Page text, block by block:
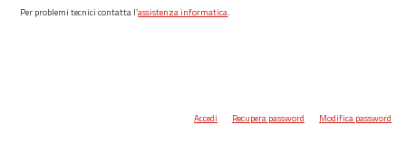
Per problemi tecnici contatta l’assistenza informatica.
Accedi Recupera password Modifica password